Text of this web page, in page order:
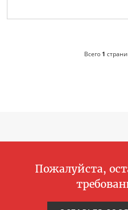
Всего 1
Пожалуйста,